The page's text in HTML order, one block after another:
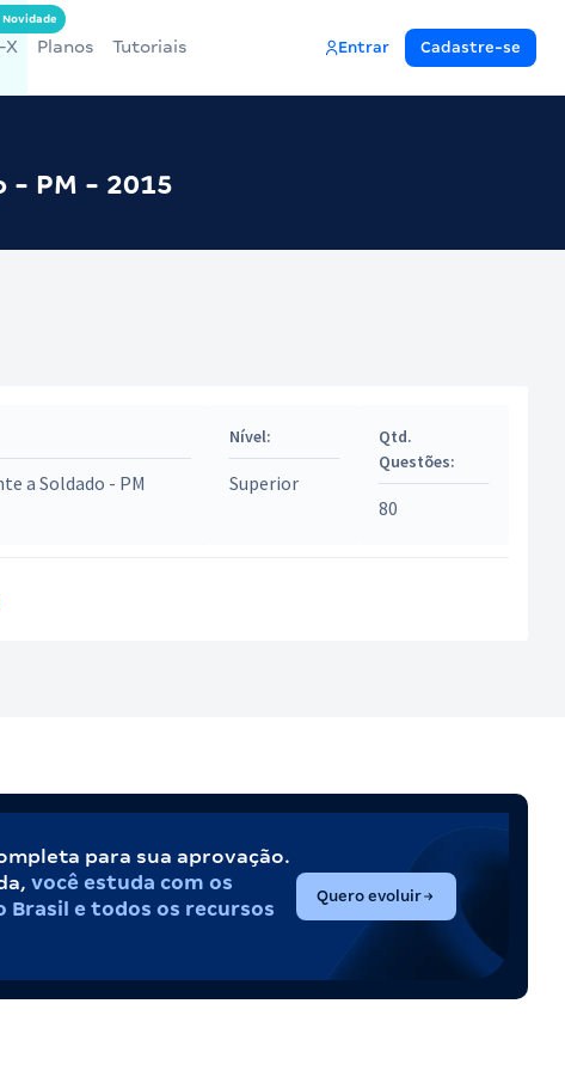
X
Novidade
Planos Tutoriais Entrar Cadastre-se
- PM - 2015
a Soldado - PM
Nível:
Superior
Qtd.
Questões:
80
para sua aprovação.
você estuda com os
e todos os recursos
Quero evoluir(abre em nova aba)